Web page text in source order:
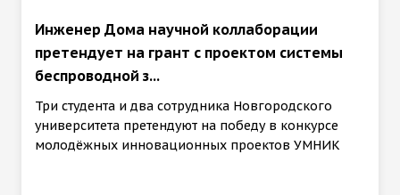
Инженер Дома научной коллаборации
претендует на грант с проектом системы
беспроводной з...
Три студента и два сотрудника Новгородского
университета претендуют на победу в конкурсе
молодёжных инновационных проектов УМНИК